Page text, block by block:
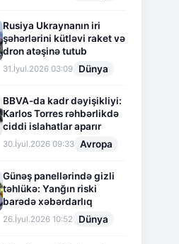
Rusiya Ukraynanın iri
şəhərlərini kütləvi raket və
dron atəşinə tutub
31.İyul.2026 03:09 Dünya
BBVA-da kadr dəyişikliyi:
Karlos Torres rəhbərlikdə
ciddi islahatlar aparır
30.İyul.2026 09:33 Avropa
Günəş panellərində gizli
təhlükə: Yanğın riski
barədə xəbərdarlıq
26.İyul.2026 10:52 Dünya